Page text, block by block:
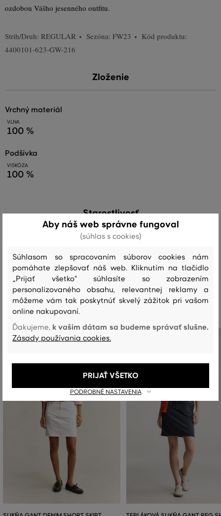
ozdobou Vášho jesenného outfitu.
Strih/Druh: REGULAR Sezóna: FW23
Kód produktu:
4400101-623-GW-216
Zloženie
vrchný materiál
VLNA
100 %
podšívka
VISKÓZA
100 %
Starostlivosť
Odporúčané produkty
Aby náš web správne fungoval
(súhlas s cookies)
Súhlasom so spracovaním súborov cookies nám
pomáhate zlepšovať náš web. Kliknutím na tlačidlo
„Prijať všetko" súhlasíte so zobrazením
personalizovaného obsahu, relevantnej reklamy a
môžeme vám tak poskytnúť skvelý zážitok pri vašom
online nakupovaní.
Ďakujeme, k vašim dátam sa budeme správať slušne.
Zásady používania cookies.
PODROBNÉ NASTAVENIA
PRIJAŤ VŠETKO